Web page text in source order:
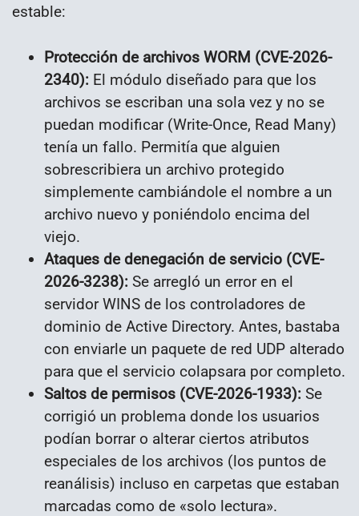
estable:
Protección de archivos WORM (CVE-2026-
2340): El módulo diseñado para que los
archivos se escriban una sola vez y no se
puedan modificar (Write-Once, Read Many)
tenía un fallo. Permitía que alguien
sobrescribiera un archivo protegido
simplemente cambiándole el nombre a un
archivo nuevo y poniéndolo encima del
viejo.
Ataques de denegación de servicio (CVE-
2026-3238): Se arregló un error en el
servidor WINS de los controladores de
dominio de Active Directory. Antes, bastaba
con enviarle un paquete de red UDP alterado
para que el servicio colapsara por completo.
Saltos de permisos (CVE-2026-1933): Se
corrigió un problema donde los usuarios
podían borrar o alterar ciertos atributos
especiales de los archivos (los puntos de
reanálisis) incluso en carpetas que estaban
marcadas como de «solo lectura».